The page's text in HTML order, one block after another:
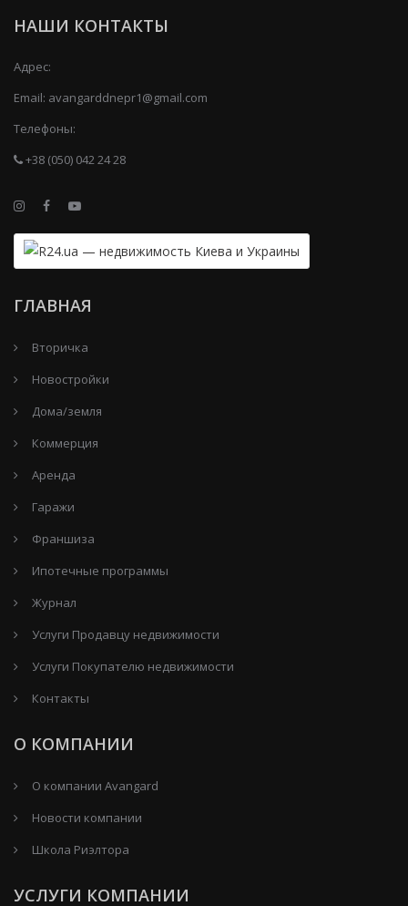
НАШИ КОНТАКТЫ
Адрес:
Email: avangarddnepr1@gmail.com
Телефоны:
+38 (050) 042 24 28
ГЛАВНАЯ
Вторичка
Новостройки
Дома/земля
Коммерция
Аренда
Гаражи
Франшиза
Ипотечные программы
Журнал
Услуги Продавцу недвижимости
Услуги Покупателю недвижимости
Контакты
О КОМПАНИИ
О компании Avangard
Новости компании
Школа Риэлтора
УСЛУГИ КОМПАНИИ